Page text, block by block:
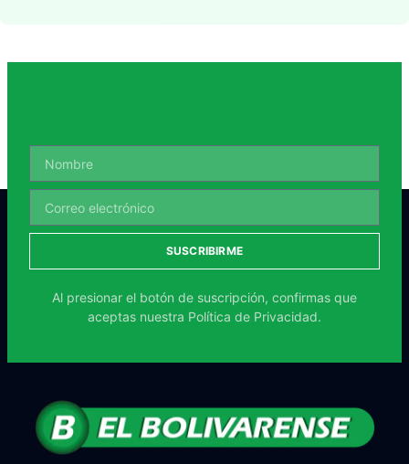
SUSCRIBIRME
Al presionar el botón de suscripción, confirmas que
aceptas nuestra Política de Privacidad.